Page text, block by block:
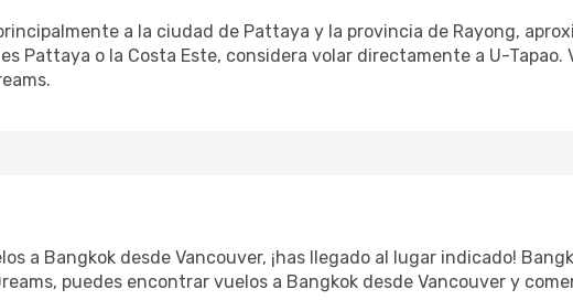
a la ciudad de Pattaya y la provincia de Rayong,
Pattaya o la Costa Este, considera volar directamente a U-Tapao.
a Bangkok desde Vancouver, ¡has llegado al lugar indicado!
puedes encontrar vuelos a Bangkok desde Vancouver y